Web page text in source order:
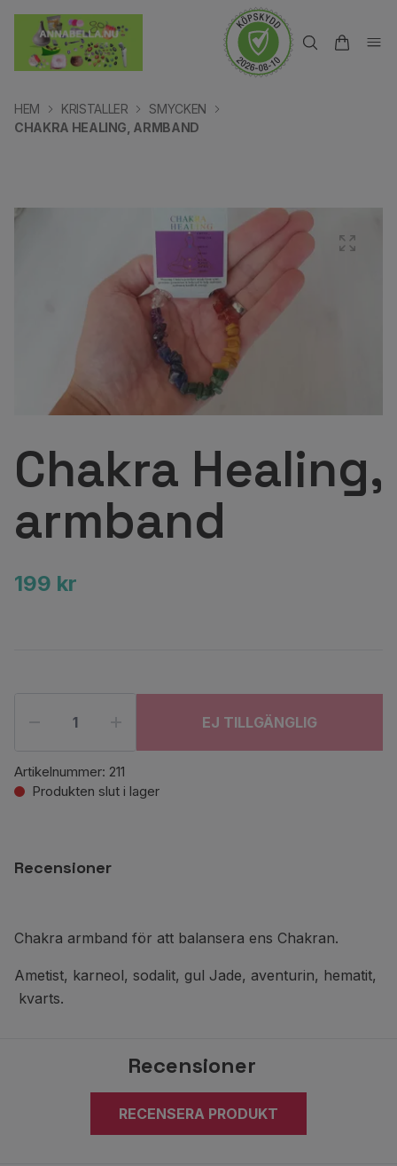
HEM KRISTALLER
SMYCKEN
CHAKRA HEALING, ARMBAND
Chakra Healing,
armband
199 kr
EJ TILLGÄNGLIG
Artikelnummer: 211
Produkten slut i lager
Recensioner
Chakra armband för att balansera ens Chakran.
Ametist, karneol, sodalit, gul Jade, aventurin, hematit,
kvarts.
Recensioner
RECENSERA PRODUKT